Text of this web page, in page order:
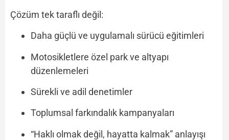
Çözüm tek taraflı değil:
Daha güçlü ve uygulamalı sürücü eğitimleri
Motosikletlere özel park ve altyapı
düzenlemeleri
Sürekli ve adil denetimler
Toplumsal farkındalık kampanyaları
“Haklı olmak değil, hayatta kalmak” anlayışı